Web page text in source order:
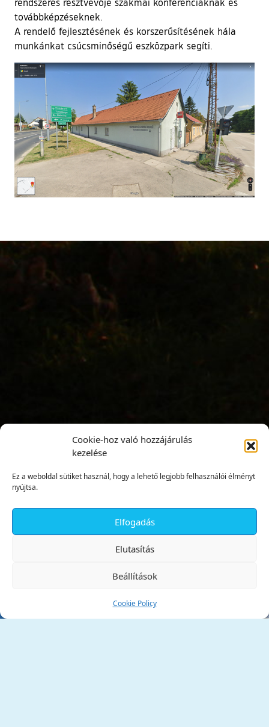
Cookie-hoz való hozzájárulás
kezelése
Ez a weboldal sütiket használ, hogy a lehető legjobb felhasználói élményt
nyújtsa.
Elfogadás
Elutasítás
Beállítások
Cookie Policy
továbbképzéseknek.
A rendelő fejlesztésének és korszerűsítésének hála
munkánkat csúcsminőségű eszközpark segíti.
Tata Város Önkormányzata
✕